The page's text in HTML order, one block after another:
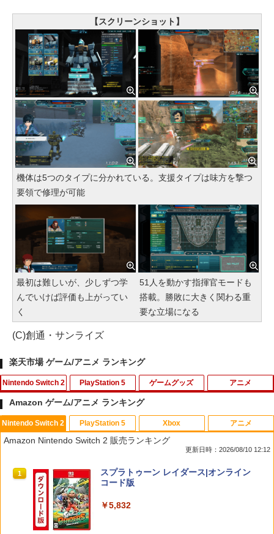
【スクリーンショット】
機体は5つのタイプに分かれている。支援タイプは味方を撃つ
要領で修理が可能
最初は難しいが、少しずつ学
んでいけば評価も上がってい
く
51人を動かす指揮官モードも
搭載。勝敗に大きく関わる重
要な立場になる
(C)創通・サンライズ
楽天市場 ゲーム/アニメ ランキング
Nintendo Switch 2
1
●【中古】【Switch2】 信長の野望・新
生 with パワーアップキット Complete
Edition 【CERO A(全年齢対象)】
￥10,080
PlayStation 5
1
【特典】MARVEL Tōkon: Fighting So
uls(【早期購入封入特典】ロビーのアイ
￥6,769
ゲームグッズ
1
【中古】街へいこうよ どうぶつの森(ソ
フト単品) - Wii
アニメ
1
【中古】ベイマックス MovieNEX[純正
ブルーレイ＋純正ケース]
Amazon ゲーム/アニメ ランキング
Nintendo Switch 2
Amazon Nintendo Switch 2 販売ランキング
更新日時：2026/08/10 12:12
1
スプラトゥーン レイダース|オンライン
コード版
￥5,832
PlayStation 5 Xbox アニメ